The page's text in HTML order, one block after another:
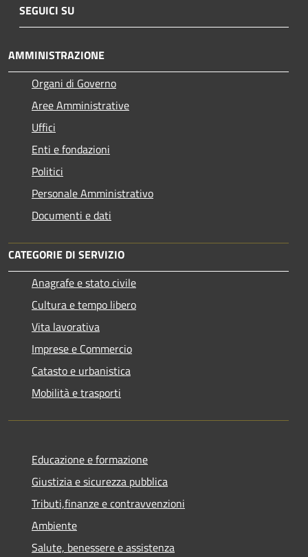
SEGUICI SU
AMMINISTRAZIONE
Organi di Governo
Aree Amministrative
Uffici
Enti e fondazioni
Politici
Personale Amministrativo
Documenti e dati
CATEGORIE DI SERVIZIO
Anagrafe e stato civile
Cultura e tempo libero
Vita lavorativa
Imprese e Commercio
Catasto e urbanistica
Mobilità e trasporti
Educazione e formazione
Giustizia e sicurezza pubblica
Tributi,finanze e contravvenzioni
Ambiente
Salute, benessere e assistenza